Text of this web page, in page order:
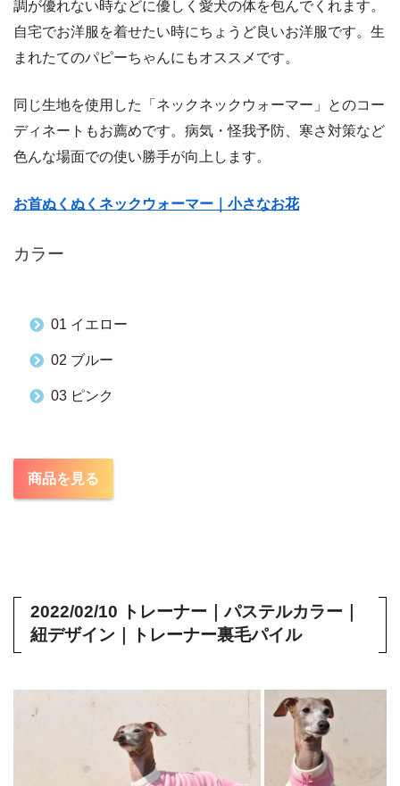
調が優れない時などに優しく愛犬の体を包んでくれます。
自宅でお洋服を着せたい時にちょうど良いお洋服です。生
まれたてのパピーちゃんにもオススメです。
同じ生地を使用した「ネックネックウォーマー」とのコー
ディネートもお薦めです。病気・怪我予防、寒さ対策など
色んな場面での使い勝手が向上します。
お首ぬくぬくネックウォーマー｜小さなお花
カラー
01 イエロー
02 ブルー
03 ピンク
商品を見る
2022/02/10 トレーナー｜パステルカラー｜
紐デザイン｜トレーナー裏毛パイル